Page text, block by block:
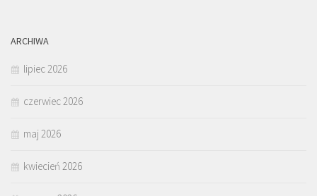
ARCHIWA
lipiec 2026
czerwiec 2026
maj 2026
kwiecień 2026